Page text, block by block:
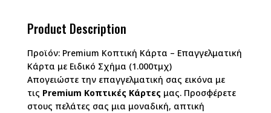
Product Description
Προϊόν: Premium Κοπτική Κάρτα – Επαγγελματική
Κάρτα με Ειδικό Σχήμα (1.000τμχ)
Απογειώστε την επαγγελματική σας εικόνα με
τις Premium Κοπτικές Κάρτες μας. Προσφέρετε
στους πελάτες σας μια μοναδική, απτική